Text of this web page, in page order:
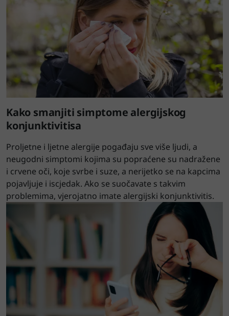
Kako smanjiti simptome alergijskog
konjunktivitisa
Proljetne i ljetne alergije pogađaju sve više ljudi, a
neugodni simptomi kojima su popraćene su nadražene
i crvene oči, koje svrbe i suze, a nerijetko se na kapcima
pojavljuje i iscjedak. Ako se suočavate s takvim
problemima, vjerojatno imate alergijski konjunktivitis.